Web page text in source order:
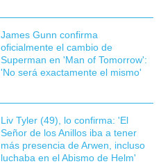
James Gunn confirma
oficialmente el cambio de
Superman en 'Man of Tomorrow':
'No será exactamente el mismo'
Liv Tyler (49), lo confirma: 'El
Señor de los Anillos iba a tener
más presencia de Arwen, incluso
luchaba en el Abismo de Helm'